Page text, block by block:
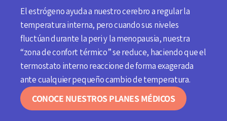
El estrógeno ayuda a nuestro cerebro a regular la
temperatura interna, pero cuando sus niveles
fluctúan durante la peri y la menopausia, nuestra
“zona de confort térmico” se reduce, haciendo que el
termostato interno reaccione de forma exagerada
ante cualquier pequeño cambio de temperatura.
CONOCE NUESTROS PLANES MÉDICOS